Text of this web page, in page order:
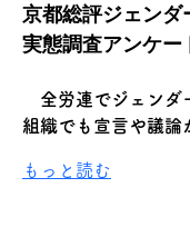
京都総評ジェンダ
実態調査アンケー
全労連でジェンダ
組織でも宣言や議論
もっと読む